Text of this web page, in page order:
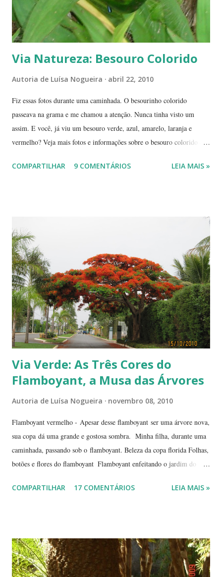
Via Natureza: Besouro Colorido
Autoria de Luísa Nogueira abril 22, 2010
Fiz essas fotos durante uma caminhada. O besourinho colorido
passeava na grama e me chamou a atenção. Nunca tinha visto um
assim. E você, já viu um besouro verde, azul, amarelo, laranja e
vermelho? Veja mais fotos e informações sobre o besouro colorido e a
Terra, aquele abraço! ------------ Dia da Terra - Veja aqui . -----------
COMPARTILHAR 9 COMENTÁRIOS LEIA MAIS »
Via Verde: As Três Cores do
Flamboyant, a Musa das Árvores
Autoria de Luísa Nogueira novembro 08, 2010
Flamboyant vermelho - Apesar desse flamboyant ser uma árvore nova,
sua copa dá uma grande e gostosa sombra. Minha filha, durante uma
caminhada, passando sob o flamboyant. Beleza da copa florida Folhas,
botões e flores do flamboyant Flamboyant enfeitando o jardim do
fachada do TJ. Flores e galhos retorcidos do flamboyant. Flores do
árvores dando as boas vindas na entrada de uma lanchonete, na
rodovia que liga Goiânia a Brasília ( Lanchonete Jerivá ).
Flamboyants do Jerivá Flamboyant amarelo - Este está em Brasília,
COMPARTILHAR 17 COMENTÁRIOS LEIA MAIS »